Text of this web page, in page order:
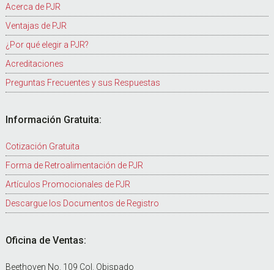
Acerca de PJR
Ventajas de PJR
¿Por qué elegir a PJR?
Acreditaciones
Preguntas Frecuentes y sus Respuestas
Información Gratuita:
Cotización Gratuita
Forma de Retroalimentación de PJR
Artículos Promocionales de PJR
Descargue los Documentos de Registro
Oficina de Ventas:
Beethoven No. 109 Col. Obispado